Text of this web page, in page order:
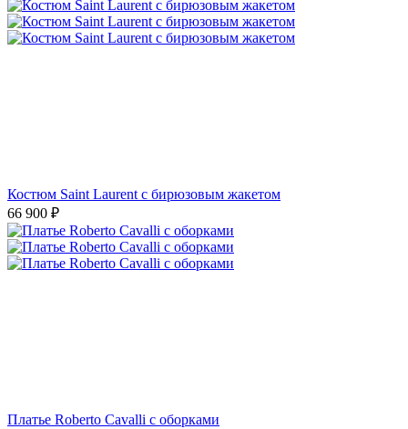
Костюм Saint Laurent с бирюзовым жакетом
66 900 ₽
Платье Roberto Cavalli с оборками